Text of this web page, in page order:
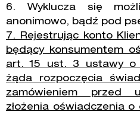
6. Wyklucza się
anonimowo, bądź pod
7. Rejestrując konto
będący konsumentem
art. 15 ust. 3 ustawy o
żąda rozpoczęcia
zamówieniem przed
złożenia oświadczenia